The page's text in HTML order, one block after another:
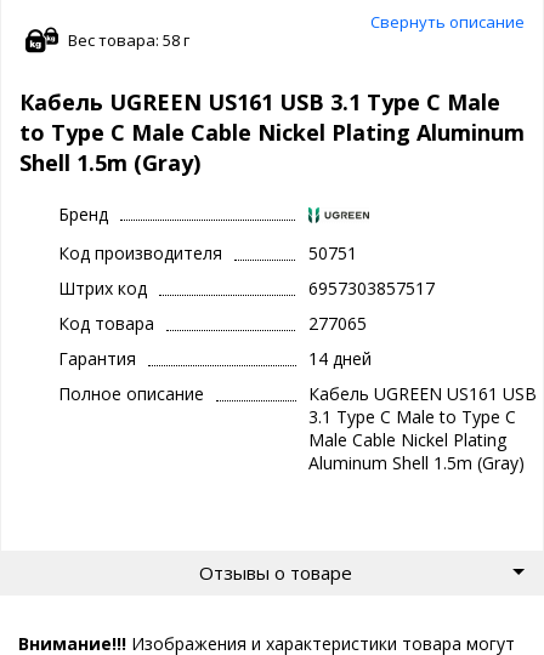
Свернуть описание
Вес товара: 58 г
Кабель UGREEN US161 USB 3.1 Type C Male
to Type C Male Cable Nickel Plating Aluminum
Shell 1.5m (Gray)
Бренд
Код производителя
50751
Штрих код
6957303857517
Код товара
277065
Гарантия
14 дней
Полное описание
Кабель UGREEN US161 USB
3.1 Type C Male to Type C
Male Cable Nickel Plating
Aluminum Shell 1.5m (Gray)
Отзывы о товаре
Внимание!!! Изображения и характеристики товара могут